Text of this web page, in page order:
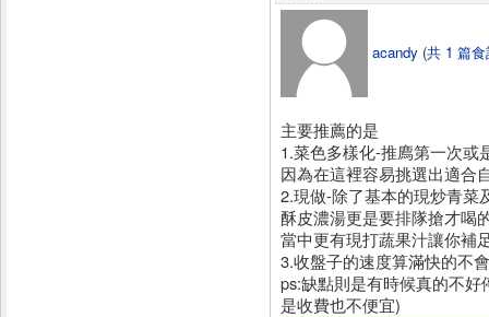
acandy (共 1 篇食
主要推薦的是
1.菜色多樣化-推廌第一次或
因為在這裡容易挑選出適合
2.現做-除了基本的現炒青菜
酥皮濃湯更是要排隊搶才喝
當中更有現打蔬果汁讓你補
3.收盤子的速度算滿快的不
ps:缺點則是有時候真的不
是收費也不便宜)